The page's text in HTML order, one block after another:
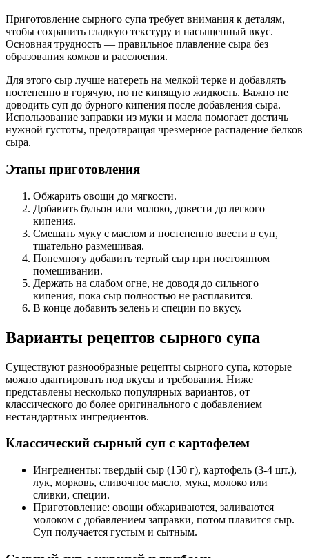
Приготовление сырного супа требует внимания к деталям,
чтобы сохранить гладкую текстуру и насыщенный вкус.
Основная трудность — правильное плавление сыра без
образования комков и расслоения.
Для этого сыр лучше натереть на мелкой терке и добавлять
постепенно в горячую, но не кипящую жидкость. Важно не
доводить суп до бурного кипения после добавления сыра.
Использование заправки из муки и масла помогает достичь
нужной густоты, предотвращая чрезмерное распадение белков
сыра.
Этапы приготовления
Обжарить овощи до мягкости.
Добавить бульон или молоко, довести до легкого
кипения.
Смешать муку с маслом и постепенно ввести в суп,
тщательно размешивая.
Понемногу добавить тертый сыр при постоянном
помешивании.
Держать на слабом огне, не доводя до сильного
кипения, пока сыр полностью не расплавится.
В конце добавить зелень и специи по вкусу.
Варианты рецептов сырного супа
Существуют разнообразные рецепты сырного супа, которые
можно адаптировать под вкусы и требования. Ниже
представлены несколько популярных вариантов, от
классического до более оригинального с добавлением
нестандартных ингредиентов.
Классический сырный суп с картофелем
Ингредиенты: твердый сыр (150 г), картофель (3-4 шт.),
лук, морковь, сливочное масло, мука, молоко или
сливки, специи.
Приготовление: овощи обжариваются, заливаются
молоком с добавлением заправки, потом плавится сыр.
Суп получается густым и сытным.